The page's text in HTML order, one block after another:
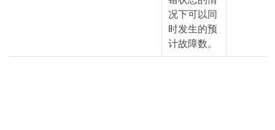
况下可以同
时发生的预
计故障数。